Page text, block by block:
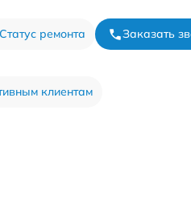
Статус ремонта Заказать
клиентам